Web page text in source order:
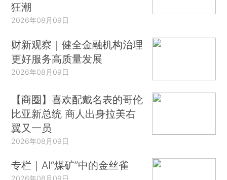
狂潮
2026年08月09日
财新观察｜健全金融机构治理
更好服务高质量发展
2026年08月09日
【商圈】喜欢配戴名表的哥伦
比亚新总统 商人出身拉美右
翼又一员
2026年08月09日
专栏｜AI“煤矿”中的金丝雀